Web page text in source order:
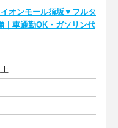
イオンモール須坂▼フルタ
｜車通勤OK・ガソリン代